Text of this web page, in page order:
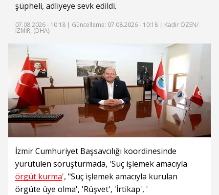
şüpheli, adliyeye sevk edildi.
07.08.2026 - 10:18 | Güncelleme: 07.08.2026 - 10:18 | Kadir ÖZEN/
İZMİR, (DHA)-
İzmir Cumhuriyet Başsavcılığı koordinesinde
yürütülen soruşturmada, 'Suç işlemek amacıyla
örgüt kurma', "Suç işlemek amacıyla kurulan
örgüte üye olma', 'Rüşvet', 'İrtikap', '